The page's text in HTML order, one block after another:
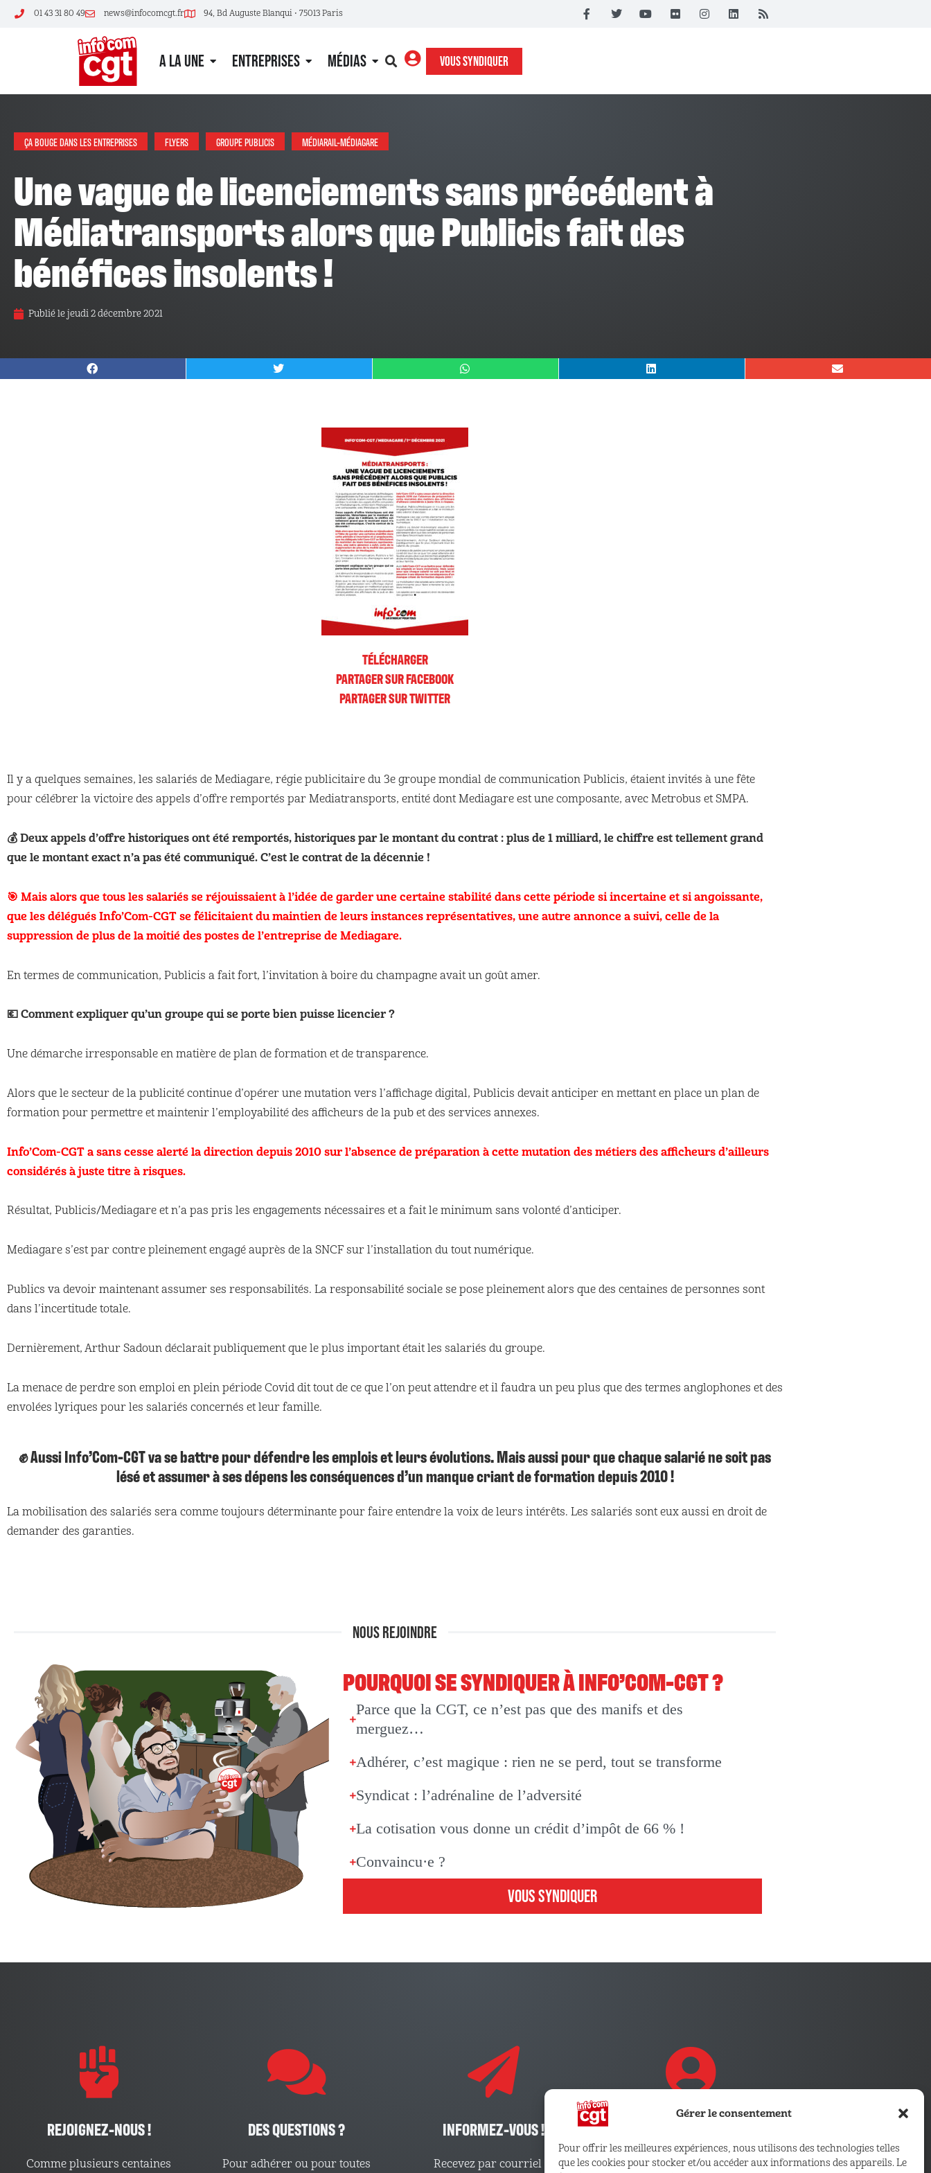
Gérer le consentement
Pour offrir les meilleures expériences, nous utilisons des technologies telles
que les cookies pour stocker et/ou accéder aux informations des appareils. Le
01 43 31 80 49 news@infocomcgt.fr 94, Bd Auguste Blanqui • 75013 Paris
A LA UNE ENTREPRISES MÉDIAS VOUS SYNDIQUER
ÇA BOUGE DANS LES ENTREPRISES FLYERS GROUPE PUBLICIS MÉDIARAIL-MÉDIAGARE
Une vague de licenciements sans précédent à
Médiatransports alors que Publicis fait des
bénéfices insolents !
Publié lejeudi 2 décembre 2021
TÉLÉCHARGER
PARTAGER SUR FACEBOOK
PARTAGER SUR TWITTER
Il y a quelques semaines, les salariés de Mediagare, régie publicitaire du 3e groupe mondial de communication Publicis, étaient invités à une fête
pour célébrer la victoire des appels d’offre remportés par Mediatransports, entité dont Mediagare est une composante, avec Metrobus et SMPA.
💰 Deux appels d’offre historiques ont été remportés, historiques par le montant du contrat : plus de 1 milliard, le chiffre est tellement grand
que le montant exact n’a pas été communiqué. C’est le contrat de la décennie !
🎯 Mais alors que tous les salariés se réjouissaient à l’idée de garder une certaine stabilité dans cette période si incertaine et si angoissante,
que les délégués Info’Com-CGT se félicitaient du maintien de leurs instances représentatives, une autre annonce a suivi, celle de la
suppression de plus de la moitié des postes de l’entreprise de Mediagare.
En termes de communication, Publicis a fait fort, l’invitation à boire du champagne avait un goût amer.
💶 Comment expliquer qu’un groupe qui se porte bien puisse licencier ?
Une démarche irresponsable en matière de plan de formation et de transparence.
Alors que le secteur de la publicité continue d’opérer une mutation vers l’affichage digital, Publicis devait anticiper en mettant en place un plan de
formation pour permettre et maintenir l’employabilité des afficheurs de la pub et des services annexes.
Info’Com-CGT a sans cesse alerté la direction depuis 2010 sur l’absence de préparation à cette mutation des métiers des afficheurs d’ailleurs
considérés à juste titre à risques.
Résultat, Publicis/Mediagare et n’a pas pris les engagements nécessaires et a fait le minimum sans volonté d’anticiper.
Mediagare s’est par contre pleinement engagé auprès de la SNCF sur l’installation du tout numérique.
Publics va devoir maintenant assumer ses responsabilités. La responsabilité sociale se pose pleinement alors que des centaines de personnes sont
dans l’incertitude totale.
Dernièrement, Arthur Sadoun déclarait publiquement que le plus important était les salariés du groupe.
La menace de perdre son emploi en plein période Covid dit tout de ce que l’on peut attendre et il faudra un peu plus que des termes anglophones et des
envolées lyriques pour les salariés concernés et leur famille.
✊ Aussi Info’Com-CGT va se battre pour défendre les emplois et leurs évolutions. Mais aussi pour que chaque salarié ne soit pas
lésé et assumer à ses dépens les conséquences d’un manque criant de formation depuis 2010 !
La mobilisation des salariés sera comme toujours déterminante pour faire entendre la voix de leurs intérêts. Les salariés sont eux aussi en droit de
demander des garanties.
NOUS REJOINDRE
POURQUOI SE SYNDIQUER À INFO’COM-CGT ?
Parce que la CGT, ce n’est pas que des manifs et des
merguez…
Adhérer, c’est magique : rien ne se perd, tout se transforme
Syndicat : l’adrénaline de l’adversité
La cotisation vous donne un crédit d’impôt de 66 % !
Convaincu·e ?
VOUS SYNDIQUER
REJOIGNEZ-NOUS !
Comme plusieurs centaines
DES QUESTIONS ?
Pour adhérer ou pour toutes
INFORMEZ-VOUS !
Recevez par courriel le Retrouvez les outils, infos et